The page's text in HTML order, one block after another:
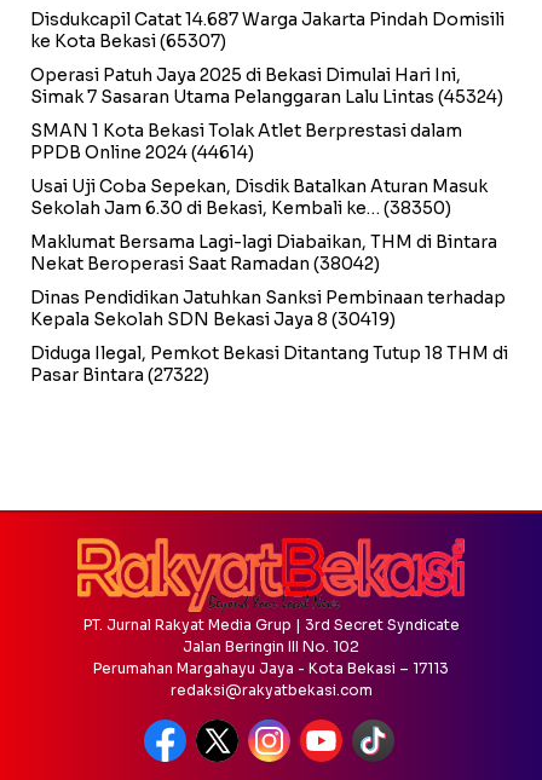
Disdukcapil Catat 14.687 Warga Jakarta Pindah Domisili
ke Kota Bekasi(65307)
Operasi Patuh Jaya 2025 di Bekasi Dimulai Hari Ini,
Simak 7 Sasaran Utama Pelanggaran Lalu Lintas (45324)
SMAN 1 Kota Bekasi Tolak Atlet Berprestasi dalam
PPDB Online 2024(44614)
Usai Uji Coba Sepekan, Disdik Batalkan Aturan Masuk
Sekolah Jam 6.30 di Bekasi, Kembali ke… (38350)
Maklumat Bersama Lagi-lagi Diabaikan, THM di Bintara
Nekat Beroperasi Saat Ramadan (38042)
Dinas Pendidikan Jatuhkan Sanksi Pembinaan terhadap
Kepala Sekolah SDN Bekasi Jaya 8 (30419)
Diduga Ilegal, Pemkot Bekasi Ditantang Tutup 18 THM di
Pasar Bintara (27322)
PT. Jurnal Rakyat Media Grup | 3rd Secret Syndicate
Jalan Beringin III No. 102
Perumahan Margahayu Jaya - Kota Bekasi – 17113
redaksi@rakyatbekasi.com